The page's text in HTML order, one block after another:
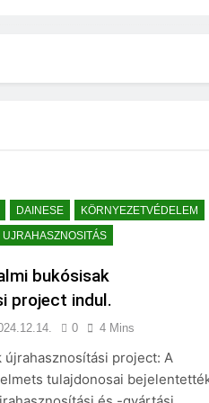
DAINESE
KÖRNYEZETVÉDELEM
UJRAHASZNOSITÁS
bukósisak
project indul.
0 4 Mins
újrahasznosítási project: A
tulajdonosai